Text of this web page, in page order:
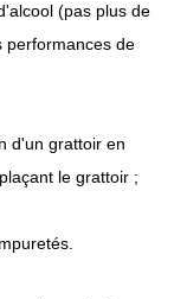
(pas plus de
performances de
d'un grattoir en
le grattoir ;